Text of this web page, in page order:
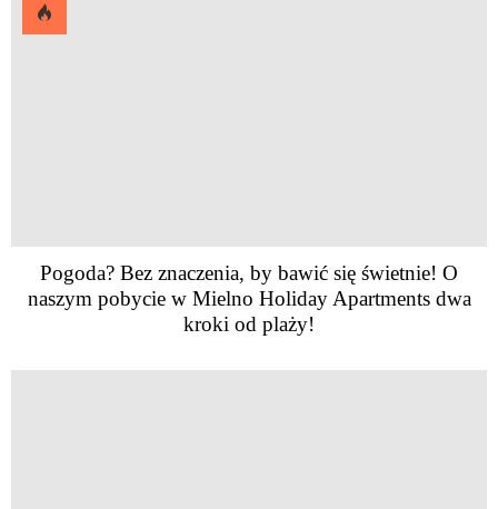
Pogoda? Bez znaczenia, by bawić się świetnie! O
naszym pobycie w Mielno Holiday Apartments dwa
kroki od plaży!